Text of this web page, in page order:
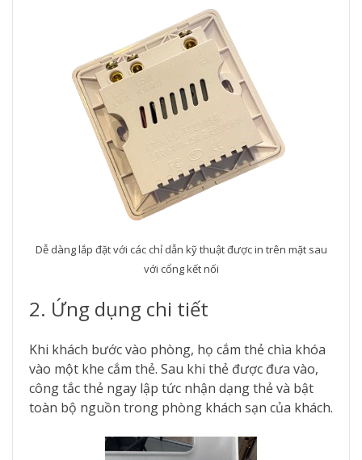
Dễ dàng lắp đặt với các chỉ dẫn kỹ thuật được in trên mặt sau
với cổng kết nối
2. Ứng dụng chi tiết
Khi khách bước vào phòng, họ cắm thẻ chìa khóa
vào một khe cắm thẻ. Sau khi thẻ được đưa vào,
công tắc thẻ ngay lập tức nhận dạng thẻ và bật
toàn bộ nguồn trong phòng khách sạn của khách.